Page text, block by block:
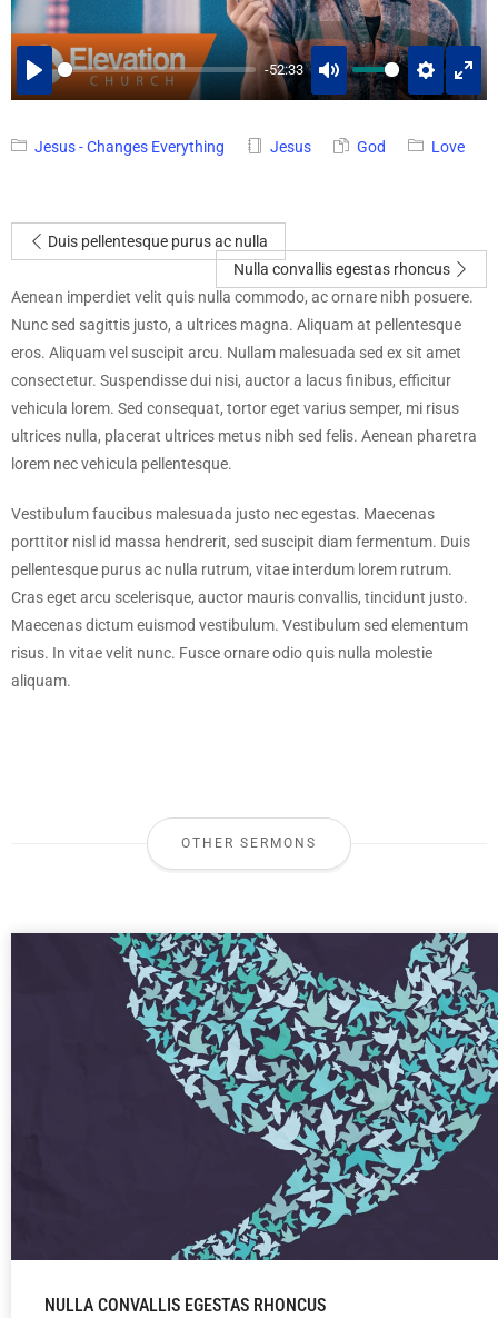
PLAY
-52:33
MUTE SETTINGS
Jesus - Changes Everything Jesus God Love
Duis pellentesque purus ac nulla
Nulla convallis egestas rhoncus
Aenean imperdiet velit quis nulla commodo, ac ornare nibh posuere.
Nunc sed sagittis justo, a ultrices magna. Aliquam at pellentesque
eros. Aliquam vel suscipit arcu. Nullam malesuada sed ex sit amet
consectetur. Suspendisse dui nisi, auctor a lacus finibus, efficitur
vehicula lorem. Sed consequat, tortor eget varius semper, mi risus
ultrices nulla, placerat ultrices metus nibh sed felis. Aenean pharetra
lorem nec vehicula pellentesque.
Vestibulum faucibus malesuada justo nec egestas. Maecenas
porttitor nisl id massa hendrerit, sed suscipit diam fermentum. Duis
pellentesque purus ac nulla rutrum, vitae interdum lorem rutrum.
Cras eget arcu scelerisque, auctor mauris convallis, tincidunt justo.
Maecenas dictum euismod vestibulum. Vestibulum sed elementum
risus. In vitae velit nunc. Fusce ornare odio quis nulla molestie
aliquam.
OTHER SERMONS
NULLA CONVALLIS EGESTAS RHONCUS